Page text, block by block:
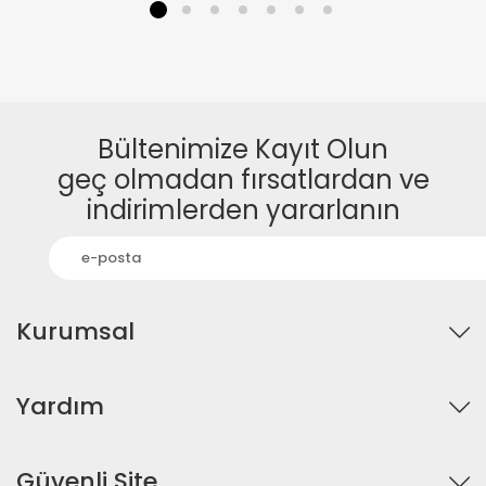
2 3 4 5 6 7
Bültenimize Kayıt Olun
geç olmadan fırsatlardan ve
indirimlerden yararlanın
Kurumsal
Yardım